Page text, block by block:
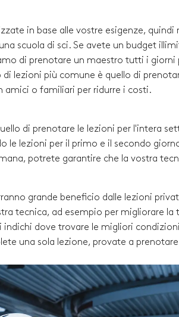
in base alle vostre esigenze,
scuola di sci. Se avete un budget
di prenotare un maestro tutti i giorni
lezioni più comune è quello di
amici o familiari per ridurre i costi.
di prenotare le lezioni per l'intera
le lezioni per il primo e il secondo
potrete garantire che la vostra
grande beneficio dalle lezioni
tecnica, ad esempio per migliorare la
dove trovare le migliori
una sola lezione, provate a